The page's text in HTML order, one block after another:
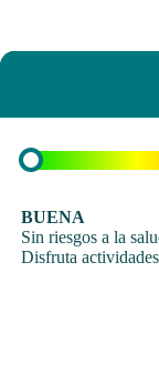
BUENA
Sin riesgos a la
Disfruta